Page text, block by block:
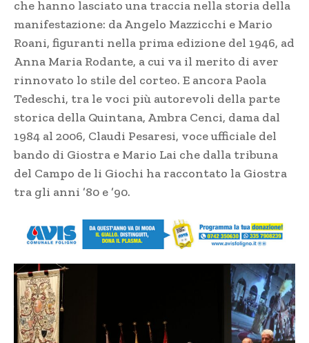
che hanno lasciato una traccia nella storia della
manifestazione: da Angelo Mazzicchi e Mario
Roani, figuranti nella prima edizione del 1946, ad
Anna Maria Rodante, a cui va il merito di aver
rinnovato lo stile del corteo. E ancora Paola
Tedeschi, tra le voci più autorevoli della parte
storica della Quintana, Ambra Cenci, dama dal
1984 al 2006, Claudi Pesaresi, voce ufficiale del
bando di Giostra e Mario Lai che dalla tribuna
del Campo de li Giochi ha raccontato la Giostra
tra gli anni ’80 e ’90.